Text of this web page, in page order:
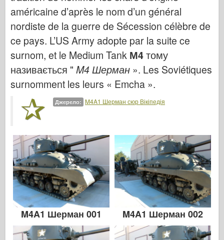
Моделі IBG
Icm
Італьєрі
Менг модель
Тамія
Трістар
Звезда
Альбоми-фотографії
Прогулянка навколо
Книги
Dvd
Контакт
américaine d’après le nom d’un général
nordiste de la guerre de Sécession célèbre de
ce pays. L’US Army adopte par la suite ce
surnom, et le Medium Tank М4тому
називається " M4 Шерман ». Les Soviétiques
surnomment les leurs « Emcha ».
Джерело: M4A1 Шерман сюр Вікіпедія
M4A1 Шерман 001 M4A1 Шерман 002